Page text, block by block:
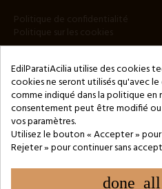
BULLETIN
Copyright © 2024 by 3Enne
Numéro d'enregistrement
Commerce
EdilParatiAcilia utilise des cookies
cookies ne seront utilisés qu'avec
comme indiqué dans la politique en
consentement peut être modifié
vos paramètres.
Utilisez le bouton « Accepter »
Rejeter » pour continuer sans
done_all